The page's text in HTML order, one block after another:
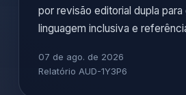
por revisão editorial dupla para
linguagem inclusiva e
07 de ago. de 2026
Relatório AUD-1Y3P6